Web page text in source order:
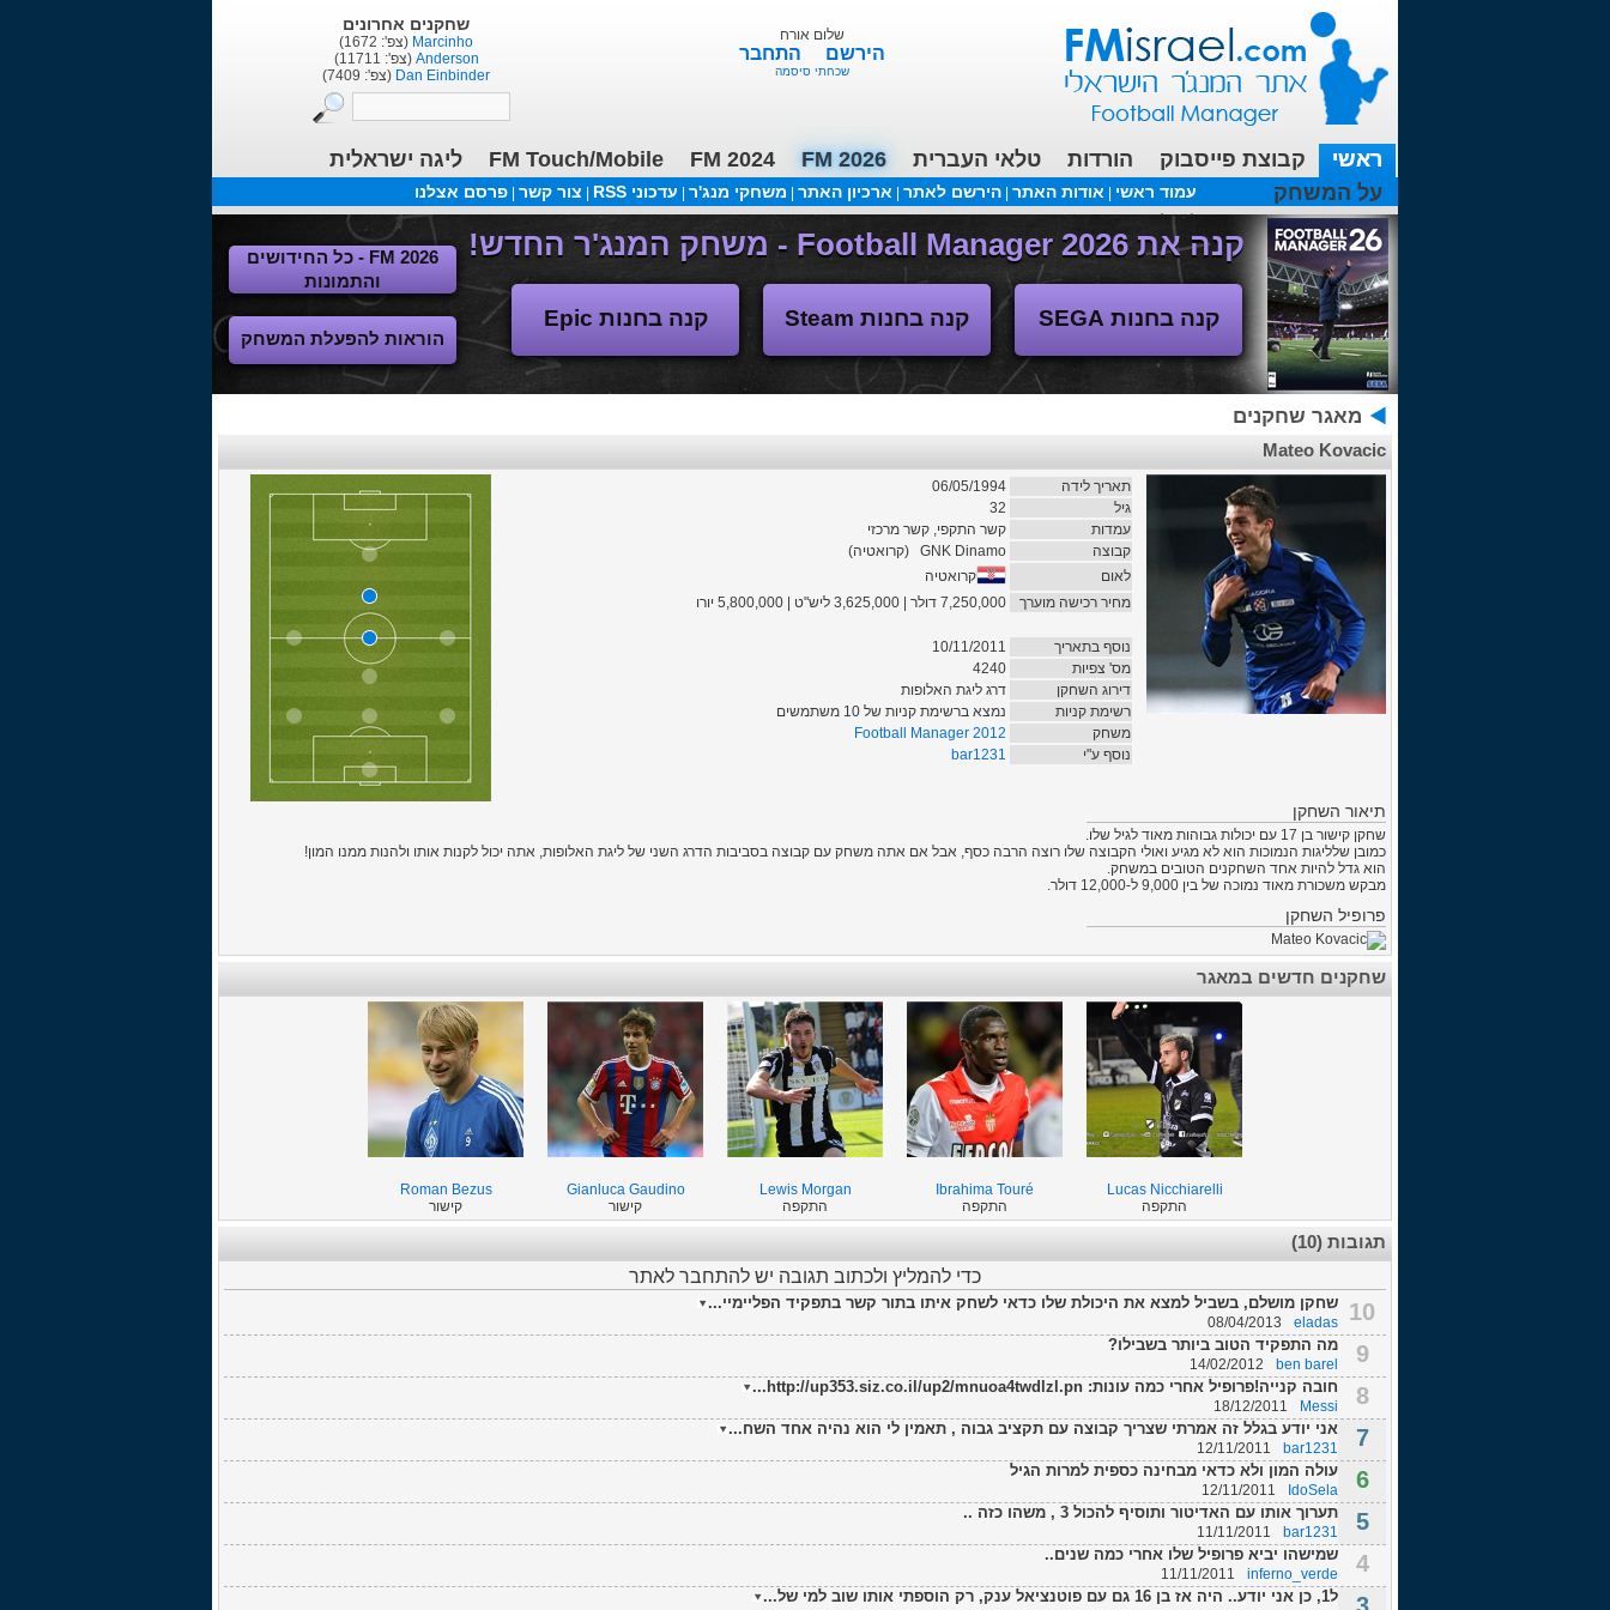
שחקנים אחרונים
Marcinho (צפ': 1672)
Anderson (צפ': 11711)
Dan Einbinder (צפ': 7409)
שלום אורח
הירשם התחבר
שכחתי סיסמה
ראשי קבוצת פייסבוק הורדות טלאי העברית FM 2026
FM 2024
FM Touch/Mobile
ליגה ישראלית
על המשחק
עמוד ראשי אודות האתר |הירשם לאתר ארכיון האתר משחקי מנג'ר עדכוני RSS צור קשר פרסם אצלנו
עכשיו בפורומים:מנג'ר 2010 - טבלת הליגה
קנה את Football Manager 2026 - משחק המנג'ר החדש!
קנה בחנות SEGA קנה בחנות Steam קנה בחנות Epic
FM 2026 - כל החידושים
והתמונות
הוראות להפעלת המשחק
מאגר שחקנים
Mateo Kovacic
תאריך לידה
06/05/1994
גיל
32
עמדות
קשר התקפי, קשר מרכזי
קבוצה
GNK Dinamo
(קרואטיה)
לאום
קרואטיה
מחיר רכישה מוערך
7,250,000 דולר | 3,625,000 ליש"ט | 5,800,000 יורו
נוסף בתאריך
10/11/2011
מס' צפיות
4240
דירוג השחקן
דרג ליגת האלופות
רשימת קניות
נמצא ברשימת קניות של 10 משתמשים
משחק
Football Manager 2012
נוסף ע"י
bar1231
תיאור השחקן
שחקן קישור בן 17 עם יכולות גבוהות מאוד לגיל שלו.
כמובן שלליגות הנמוכות הוא לא מגיע ואולי הקבוצה שלו רוצה הרבה כסף, אבל אם אתה משחק עם קבוצה בסביבות הדרג השני של ליגת האלופות, אתה יכול לקנות אותו ולהנות ממנו המון!
הוא גדל להיות אחד השחקנים הטובים במשחק.
מבקש משכורת מאוד נמוכה של בין 9,000 ל-12,000 דולר.
פרופיל השחקן
שחקנים חדשים במאגר
Lucas Nicchiarelli
התקפה
Ibrahima Touré
התקפה
Lewis Morgan
התקפה
Gianluca Gaudino
קישור
Roman Bezus
קישור
תגובות (10)
כדי להמליץ ולכתוב תגובה יש להתחבר לאתר
10 שחקן מושלם, בשביל למצא את היכולת שלו כדאי לשחק איתו בתור קשר בתפקיד הפליימיי...
eladas
08/04/2013
9 מה התפקיד הטוב ביותר בשבילו?
ben barel
14/02/2012
8 חובה קנייה!פרופיל אחרי כמה עונות: http://up353.siz.co.il/up2/mnuoa4twdlzl.pn...
Messi
18/12/2011
7 אני יודע בגלל זה אמרתי שצריך קבוצה עם תקציב גבוה , תאמין לי הוא נהיה אחד השח...
bar1231
12/11/2011
6 עולה המון ולא כדאי מבחינה כספית למרות הגיל
IdoSela
12/11/2011
5 תערוך אותו עם האדיטור ותוסיף להכול 3 , משהו כזה ..
bar1231
11/11/2011
4 שמישהו יביא פרופיל שלו אחרי כמה שנים..
inferno_verde
11/11/2011
ל1, כן אני יודע.. היה אז בן 16 גם עם פוטנציאל ענק, רק הוספתי אותו שוב למי של...